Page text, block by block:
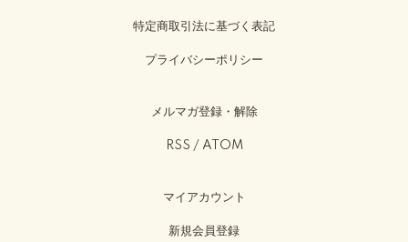
特定商取引法に基づく表記
プライバシーポリシー
メルマガ登録・解除
RSS / ATOM
マイアカウント
新規会員登録